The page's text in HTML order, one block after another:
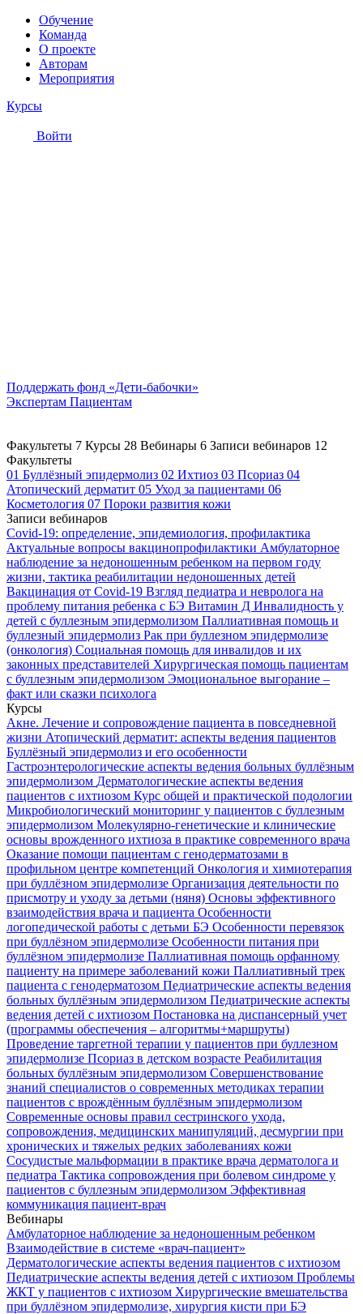
Обучение
Команда
О проекте
Авторам
Мероприятия
Курсы
Войти
Поддержать фонд «Дети-бабочки»
Экспертам Пациентам
Факультеты 7 Курсы 28 Вебинары 6 Записи вебинаров 12
Факультеты
01 Буллёзный эпидермолиз 02 Ихтиоз 03 Псориаз 04
Атопический дерматит 05 Уход за пациентами 06
Косметология 07 Пороки развития кожи
Записи вебинаров
Covid-19: определение, эпидемиология, профилактика
Актуальные вопросы вакцинопрофилактики Амбулаторное
наблюдение за недоношенным ребенком на первом году
жизни, тактика реабилитации недоношенных детей
Вакцинация от Covid-19 Взгляд педиатра и невролога на
проблему питания ребенка с БЭ Витамин Д Инвалидность у
детей с буллезным эпидермолизом Паллиативная помощь и
буллезный эпидермолиз Рак при буллезном эпидермолизе
(онкология) Социальная помощь для инвалидов и их
законных представителей Хирургическая помощь пациентам
с буллезным эпидермолизом Эмоциональное выгорание –
факт или сказки психолога
Курсы
Акне. Лечение и сопровождение пациента в повседневной
жизни Атопический дерматит: аспекты ведения пациентов
Буллёзный эпидермолиз и его особенности
Гастроэнтерологические аспекты ведения больных буллёзным
эпидермолизом Дерматологические аспекты ведения
пациентов с ихтиозом Курс общей и практической подологии
Микробиологический мониторинг у пациентов с буллезным
эпидермолизом Молекулярно-генетические и клинические
основы врожденного ихтиоза в практике современного врача
Оказание помощи пациентам с генодерматозами в
профильном центре компетенций Онкология и химиотерапия
при буллёзном эпидермолизе Организация деятельности по
присмотру и уходу за детьми (няня) Основы эффективного
взаимодействия врача и пациента Особенности
логопедической работы с детьми БЭ Особенности перевязок
при буллёзном эпидермолизе Особенности питания при
буллёзном эпидермолизе Паллиативная помощь орфанному
пациенту на примере заболеваний кожи Паллиативный трек
пациента с генодерматозом Педиатрические аспекты ведения
больных буллёзным эпидермолизом Педиатрические аспекты
ведения детей с ихтиозом Постановка на диспансерный учет
(программы обеспечения – алгоритмы+маршруты)
Проведение таргетной терапии у пациентов при буллезном
эпидермолизе Псориаз в детском возрасте Реабилитация
больных буллёзным эпидермолизом Совершенствование
знаний специалистов о современных методиках терапии
пациентов с врождённым буллёзным эпидермолизом
Современные основы правил сестринского ухода,
сопровождения, медицинских манипуляций, десмургии при
хронических и тяжелых редких заболеваниях кожи
Сосудистые мальформации в практике врача дерматолога и
педиатра Тактика сопровождения при болевом синдроме у
пациентов с буллезным эпидермолизом Эффективная
коммуникация пациент-врач
Вебинары
Амбулаторное наблюдение за недоношенным ребенком
Взаимодействие в системе «врач-пациент»
Дерматологические аспекты ведения пациентов с ихтиозом
Педиатрические аспекты ведения детей с ихтиозом Проблемы
ЖКТ у пациентов с ихтиозом Хирургические вмешательства
при буллёзном эпидермолизе, хирургия кисти при БЭ